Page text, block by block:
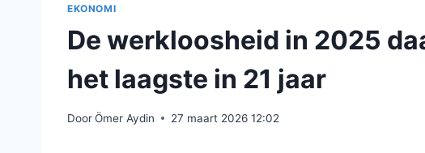
EKONOMI
De werkloosheid in 2025
het laagste in 21 jaar
DoorÖmer Aydin 27 maart 2026 12:02